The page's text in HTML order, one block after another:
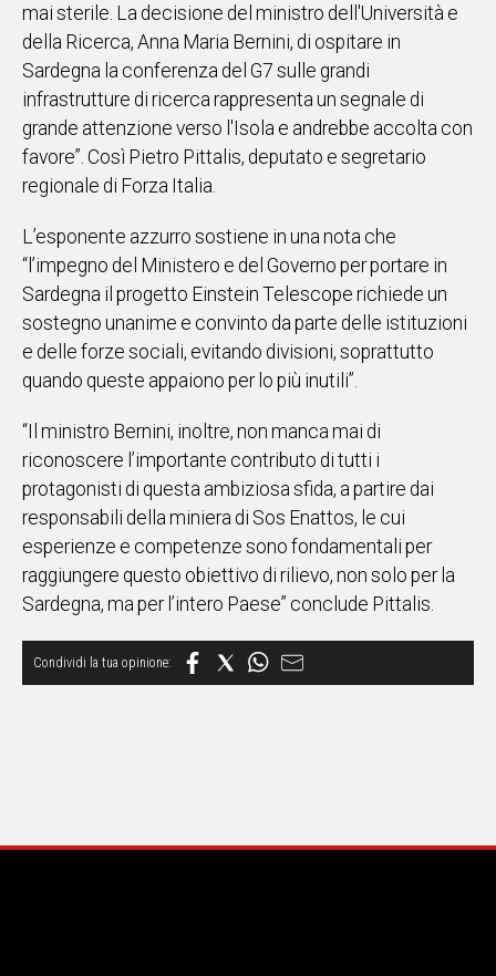
IN
ITALIA
NEL
MONDO
SPORT
EVENTI
STORIE
VIDEO
Vai
UNISCITI
WHATSAPP
Social
mai sterile. La decisione del ministro dell'Università e
della Ricerca, Anna Maria Bernini, di ospitare in
Sardegna la conferenza del G7 sulle grandi
infrastrutture di ricerca rappresenta un segnale di
grande attenzione verso l'Isola e andrebbe accolta con
favore”. Così Pietro Pittalis, deputato e segretario
regionale di Forza Italia.
L’esponente azzurro sostiene in una nota che
“l’impegno del Ministero e del Governo per portare in
Sardegna il progetto Einstein Telescope richiede un
sostegno unanime e convinto da parte delle istituzioni
e delle forze sociali, evitando divisioni, soprattutto
quando queste appaiono per lo più inutili”.
“Il ministro Bernini, inoltre, non manca mai di
riconoscere l’importante contributo di tutti i
protagonisti di questa ambiziosa sfida, a partire dai
responsabili della miniera di Sos Enattos, le cui
esperienze e competenze sono fondamentali per
raggiungere questo obiettivo di rilievo, non solo per la
Sardegna, ma per l’intero Paese” conclude Pittalis.